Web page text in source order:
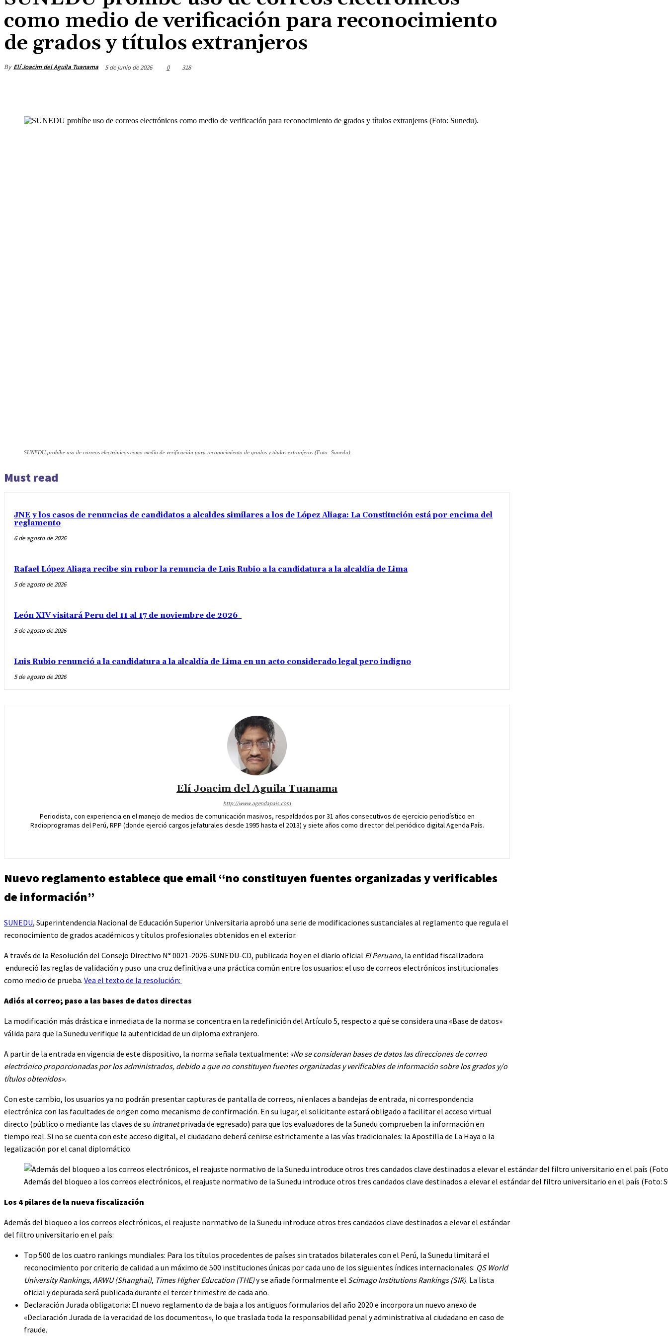
como medio de verificación para reconocimiento
de grados y títulos extranjeros
By Elí Joacim del Aguila Tuanama 5 de junio de 2026 0 318
SUNEDU prohíbe uso de correos electrónicos como medio de verificación para reconocimiento de grados y títulos extranjeros (Foto: Sunedu).
Must read
JNE y los casos de renuncias de candidatos a alcaldes similares a los de López Aliaga: La Constitución está por encima del
reglamento
6 de agosto de 2026
Rafael López Aliaga recibe sin rubor la renuncia de Luis Rubio a la candidatura a la alcaldía de Lima
5 de agosto de 2026
León XIV visitará Peru del 11 al 17 de noviembre de 2026
5 de agosto de 2026
Luis Rubio renunció a la candidatura a la alcaldía de Lima en un acto considerado legal pero indigno
5 de agosto de 2026
Elí Joacim del Aguila Tuanama
http://www.agendapais.com
Periodista, con experiencia en el manejo de medios de comunicación masivos, respaldados por 31 años consecutivos de ejercicio periodístico en
Radioprogramas del Perú, RPP (donde ejerció cargos jefaturales desde 1995 hasta el 2013) y siete años como director del periódico digital Agenda País.
Nuevo reglamento establece que email “no constituyen fuentes organizadas y verificables
de información”
SUNEDU, Superintendencia Nacional de Educación Superior Universitaria aprobó una serie de modificaciones sustanciales al reglamento que regula el
reconocimiento de grados académicos y títulos profesionales obtenidos en el exterior.
A través de la Resolución del Consejo Directivo N° 0021-2026-SUNEDU-CD, publicada hoy en el diario oficial El Peruano, la entidad fiscalizadora
endureció las reglas de validación y puso una cruz definitiva a una práctica común entre los usuarios: el uso de correos electrónicos institucionales
como medio de prueba. Vea el texto de la resolución:
Adiós al correo; paso a las bases de datos directas
La modificación más drástica e inmediata de la norma se concentra en la redefinición del Artículo 5, respecto a qué se considera una «Base de datos»
válida para que la Sunedu verifique la autenticidad de un diploma extranjero.
A partir de la entrada en vigencia de este dispositivo, la norma señala textualmente: «No se consideran bases de datos las direcciones de correo
electrónico proporcionadas por los administrados, debido a que no constituyen fuentes organizadas y verificables de información sobre los grados y/o
títulos obtenidos».
Con este cambio, los usuarios ya no podrán presentar capturas de pantalla de correos, ni enlaces a bandejas de entrada, ni correspondencia
electrónica con las facultades de origen como mecanismo de confirmación. En su lugar, el solicitante estará obligado a facilitar el acceso virtual
directo (público o mediante las claves de su intranetprivada de egresado) para que los evaluadores de la Sunedu comprueben la información en
tiempo real. Si no se cuenta con este acceso digital, el ciudadano deberá ceñirse estrictamente a las vías tradicionales: la Apostilla de La Haya o la
legalización por el canal diplomático.
Además del bloqueo a los correos electrónicos, el reajuste normativo de la Sunedu introduce otros tres candados clave destinados a elevar el estándar del filtro universitario en el país (Foto:
Los 4 pilares de la nueva fiscalización
Además del bloqueo a los correos electrónicos, el reajuste normativo de la Sunedu introduce otros tres candados clave destinados a elevar el estándar
del filtro universitario en el país:
Top 500 de los cuatro rankings mundiales: Para los títulos procedentes de países sin tratados bilaterales con el Perú, la Sunedu limitará el
reconocimiento por criterio de calidad a un máximo de 500 instituciones únicas por cada uno de los siguientes índices internacionales: QS World
University Rankings, ARWU (Shanghai), Times Higher Education (THE)y se añade formalmente el Scimago Institutions Rankings (SIR). La lista
oficial y depurada será publicada durante el tercer trimestre de cada año.
Declaración Jurada obligatoria: El nuevo reglamento da de baja a los antiguos formularios del año 2020 e incorpora un nuevo anexo de
«Declaración Jurada de la veracidad de los documentos», lo que traslada toda la responsabilidad penal y administrativa al ciudadano en caso de
fraude.